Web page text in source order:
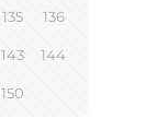
135 136
143 144
150